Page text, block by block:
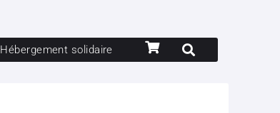
Hébergement solidaire